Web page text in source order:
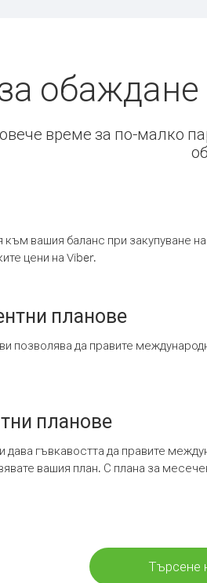
време за по-малко
към вашия баланс при закупуване
цени на Viber.
планове
позволява да правите
планове
дава гъвкавостта да правите
вашия план. С плана за
Търсене